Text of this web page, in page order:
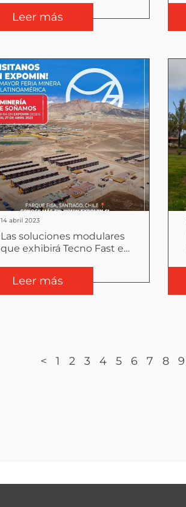
Leer más
14 abril 2023
Las soluciones modulares
que exhibirá Tecno Fast en
Leer más
< 1 2 3 4 5 6 7 8 9